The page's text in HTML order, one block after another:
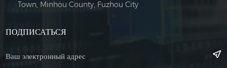
Town, Minhou County, Fuzhou City
ПОДПИСАТЬСЯ